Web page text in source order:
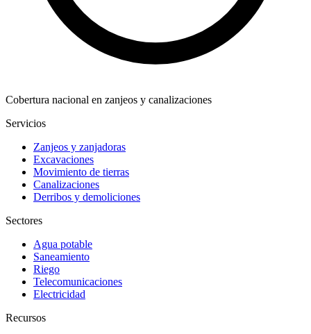
Cobertura nacional en zanjeos y canalizaciones
Servicios
Zanjeos y zanjadoras
Excavaciones
Movimiento de tierras
Canalizaciones
Derribos y demoliciones
Sectores
Agua potable
Saneamiento
Riego
Telecomunicaciones
Electricidad
Recursos